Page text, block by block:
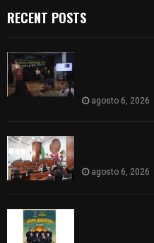
RECENT POSTS
agosto 6, 2026
agosto 6, 2026